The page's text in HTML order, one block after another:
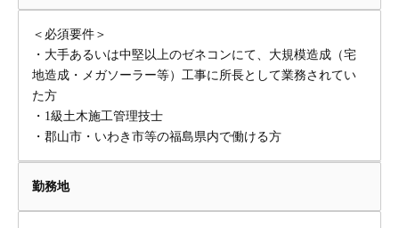
＜必須要件＞
・大手あるいは中堅以上のゼネコンにて、大規模造成（宅
地造成・メガソーラー等）工事に所長として業務されてい
た方
・1級土木施工管理技士
・郡山市・いわき市等の福島県内で働ける方
勤務地